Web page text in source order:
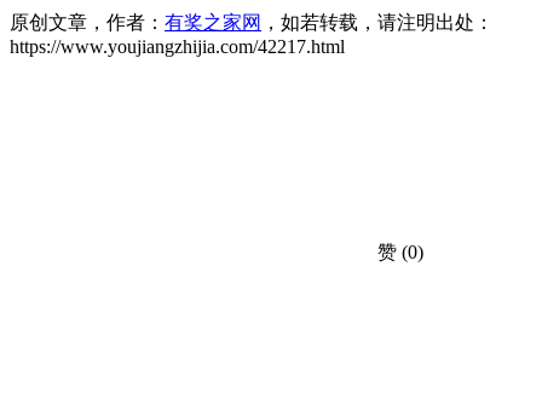
原创文章，作者： 有奖之家网 ，如若转载，请注明出处：
https://www.youjiangzhijia.com/42217.html
赞 (0)